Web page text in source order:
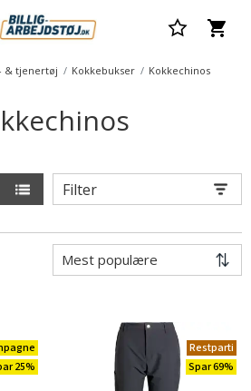
& tjenertøj Kokkebukser Kokkechinos
Filter
25%
Restparti
Spar 69%